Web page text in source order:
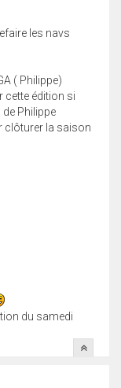
les navs
( Philippe)
cette édition si
Philippe
clôturer la saison
du samedi